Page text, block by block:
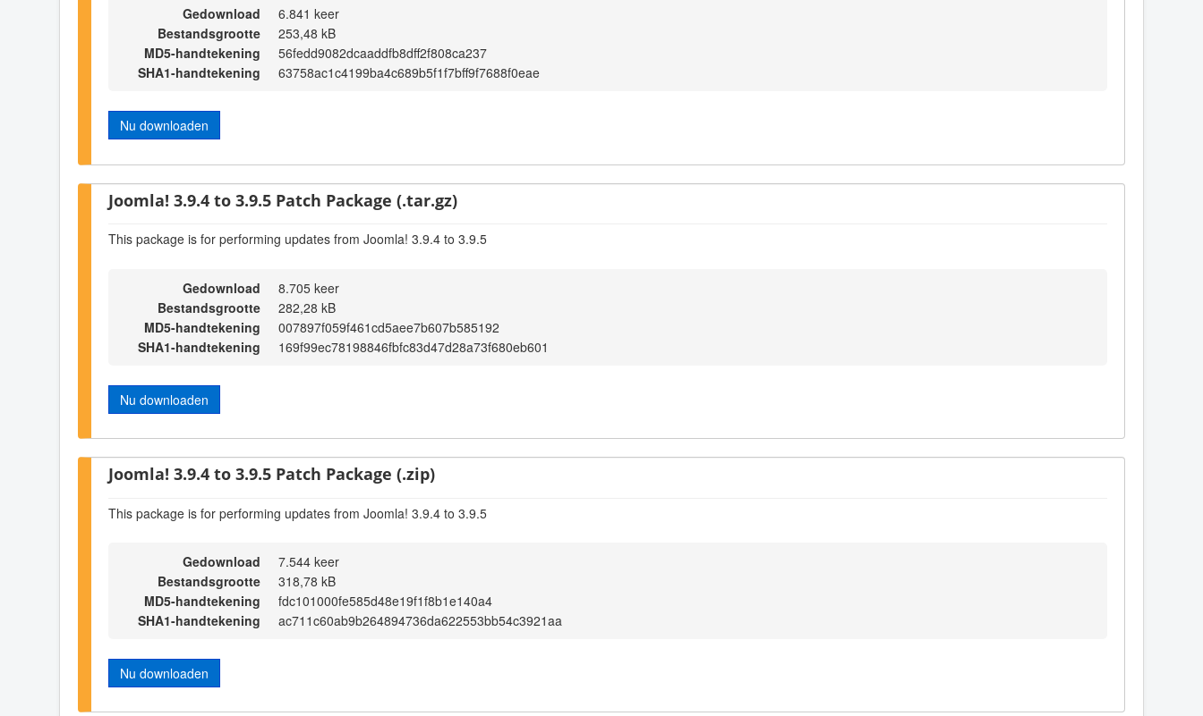
Gedownload
6.841 keer
Bestandsgrootte
253,48 kB
MD5-handtekening
56fedd9082dcaaddfb8dff2f808ca237
SHA1-handtekening
63758ac1c4199ba4c689b5f1f7bff9f7688f0eae
Nu downloaden
Joomla! 3.9.4 to 3.9.5 Patch Package (.tar.gz)
This package is for performing updates from Joomla! 3.9.4 to 3.9.5
Gedownload
8.705 keer
Bestandsgrootte
282,28 kB
MD5-handtekening
007897f059f461cd5aee7b607b585192
SHA1-handtekening
169f99ec78198846fbfc83d47d28a73f680eb601
Nu downloaden
Joomla! 3.9.4 to 3.9.5 Patch Package (.zip)
This package is for performing updates from Joomla! 3.9.4 to 3.9.5
Gedownload
7.544 keer
Bestandsgrootte
318,78 kB
MD5-handtekening
fdc101000fe585d48e19f1f8b1e140a4
SHA1-handtekening
ac711c60ab9b264894736da622553bb54c3921aa
Nu downloaden